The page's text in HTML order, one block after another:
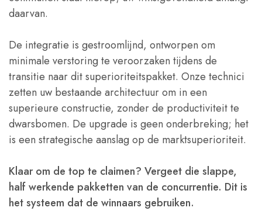
daarvan.
De integratie is gestroomlijnd, ontworpen om
minimale verstoring te veroorzaken tijdens de
transitie naar dit superioriteitspakket. Onze technici
zetten uw bestaande architectuur om in een
superieure constructie, zonder de productiviteit te
dwarsbomen. De upgrade is geen onderbreking; het
is een strategische aanslag op de marktsuperioriteit.
Klaar om de top te claimen? Vergeet die slappe,
half werkende pakketten van de concurrentie. Dit is
het systeem dat de winnaars gebruiken.